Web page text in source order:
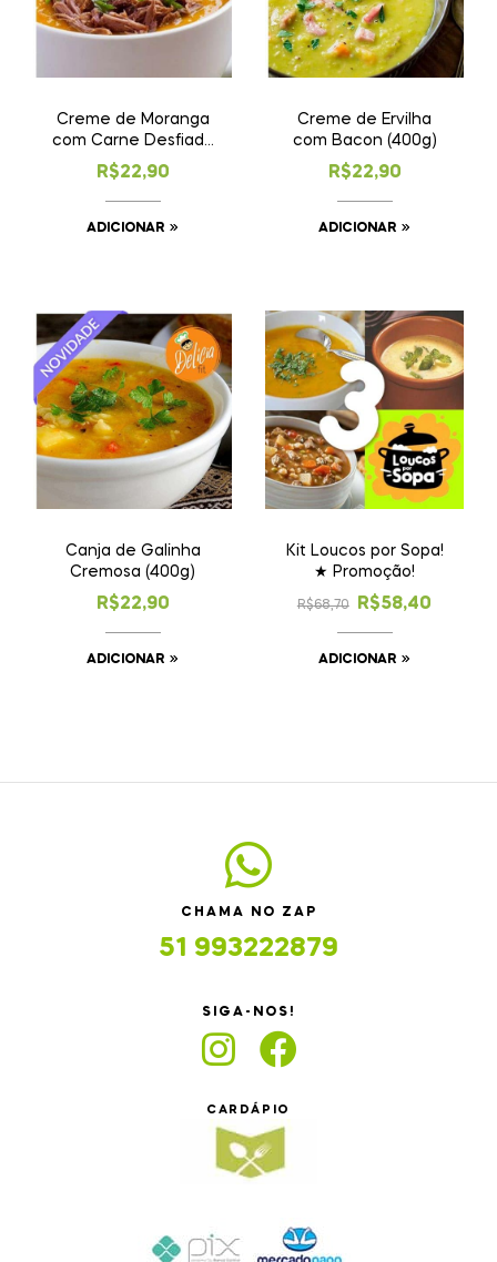
Creme de Moranga
com Carne Desfiada
(400g)
R$22,90
ADICIONAR
Creme de Ervilha
com Bacon (400g)
R$22,90
ADICIONAR
Canja de Galinha
Cremosa (400g)
R$22,90
ADICIONAR
Kit Loucos por Sopa!
★ Promoção!
R$68,70 R$58,40
ADICIONAR
CHAMA NO ZAP
51 993222879
SIGA-NOS!
CARDÁPIO